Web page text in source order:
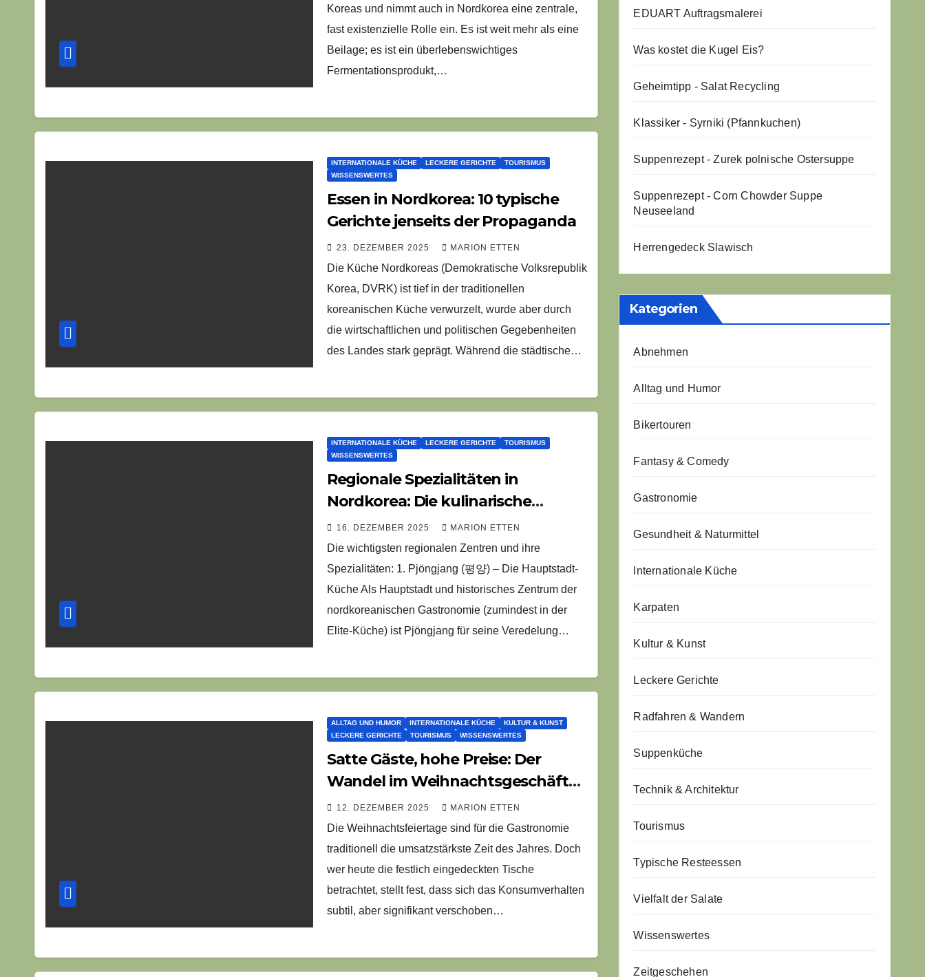
Koreas und nimmt auch in Nordkorea eine zentrale,
fast existenzielle Rolle ein. Es ist weit mehr als eine
Beilage; es ist ein überlebenswichtiges
Fermentationsprodukt,…
INTERNATIONALE KÜCHE LECKERE GERICHTE
TOURISMUS
WISSENSWERTES
Essen in Nordkorea: 10 typische
Gerichte jenseits der Propaganda
23. DEZEMBER 2025 MARION ETTEN
Die Küche Nordkoreas (Demokratische Volksrepublik
Korea, DVRK) ist tief in der traditionellen
koreanischen Küche verwurzelt, wurde aber durch
die wirtschaftlichen und politischen Gegebenheiten
des Landes stark geprägt. Während die städtische…
INTERNATIONALE KÜCHE LECKERE GERICHTE
TOURISMUS
WISSENSWERTES
Regionale Spezialitäten in
Nordkorea: Die kulinarische
Geographie
16. DEZEMBER 2025 MARION ETTEN
Die wichtigsten regionalen Zentren und ihre
Spezialitäten: 1. Pjöngjang (평양) – Die Hauptstadt-
Küche Als Hauptstadt und historisches Zentrum der
nordkoreanischen Gastronomie (zumindest in der
Elite-Küche) ist Pjöngjang für seine Veredelung…
ALLTAG UND HUMOR INTERNATIONALE KÜCHE
KULTUR & KUNST
LECKERE GERICHTE
TOURISMUS WISSENSWERTES
Satte Gäste, hohe Preise: Der
Wandel im Weihnachtsgeschäft
der Gastronomie
12. DEZEMBER 2025 MARION ETTEN
Die Weihnachtsfeiertage sind für die Gastronomie
traditionell die umsatzstärkste Zeit des Jahres. Doch
wer heute die festlich eingedeckten Tische
betrachtet, stellt fest, dass sich das Konsumverhalten
subtil, aber signifikant verschoben…
EDUART Auftragsmalerei
Was kostet die Kugel Eis?
Geheimtipp - Salat Recycling
Klassiker - Syrniki (Pfannkuchen)
Suppenrezept - Zurek polnische Ostersuppe
Suppenrezept - Corn Chowder Suppe
Neuseeland
Herrengedeck Slawisch
Kategorien
Abnehmen
Alltag und Humor
Bikertouren
Fantasy & Comedy
Gastronomie
Gesundheit & Naturmittel
Internationale Küche
Karpaten
Kultur & Kunst
Leckere Gerichte
Radfahren & Wandern
Suppenküche
Technik & Architektur
Tourismus
Typische Resteessen
Vielfalt der Salate
Wissenswertes
Zeitgeschehen